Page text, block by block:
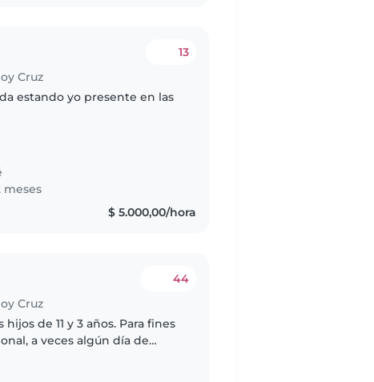
Cruz
13
estando yo presente en las
meses
$ 5.000,00/hora
Cruz
44
de 11 y 3 años. Para fines
a veces algún día de